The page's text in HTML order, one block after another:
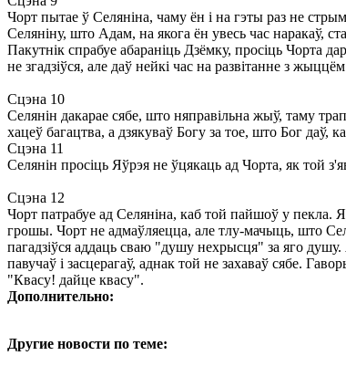
Чорт пытае ў Селяніна, чаму ён і на гэты раз не
Селяніну, што Адам, на якога ён увесь час
Пакутнік спрабуе абараніць Дзёмку, просіць Чорта
не згадзіўся, але даў нейкі час на развітанне з
Сцэна 10
Селянін дакарае сябе, што няправільна жыў, таму
хацеў багацтва, а дзякуваў Богу за тое, што Бог
Сцэна 11
Селянін просіць Яўрэя не ўцякаць ад Чорта, як той
Сцэна 12
Чорт патрабуе ад Селяніна, каб той пайшоў у пекла.
грошы. Чорт не адмаўляецца, але тлу-мачыць, што
пагадзіўся аддаць сваю "душу нехрысця" за яго
павучаў і засцерагаў, аднак той не захаваў сябе.
"Квасу! дайце квасу".
Дополнительно:
Другие новости по теме: